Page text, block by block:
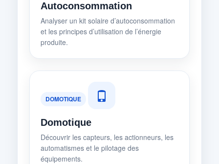
Autoconsommation
Analyser un kit solaire d’autoconsommation
et les principes d’utilisation de l’énergie
produite.
DOMOTIQUE
Domotique
Découvrir les capteurs, les actionneurs, les
automatismes et le pilotage des
équipements.